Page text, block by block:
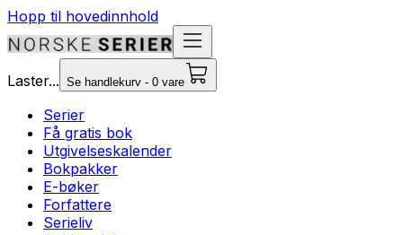
Hopp til hovedinnhold
Laster... Se handlekurv - 0 vare
Serier
Få gratis bok
Utgivelseskalender
Bokpakker
E-bøker
Forfattere
Serieliv